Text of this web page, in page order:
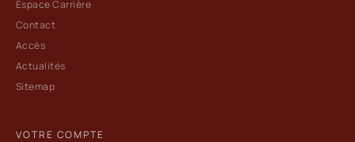
Espace Carrière
Contact
Accès
Actualités
Sitemap
VOTRE COMPTE